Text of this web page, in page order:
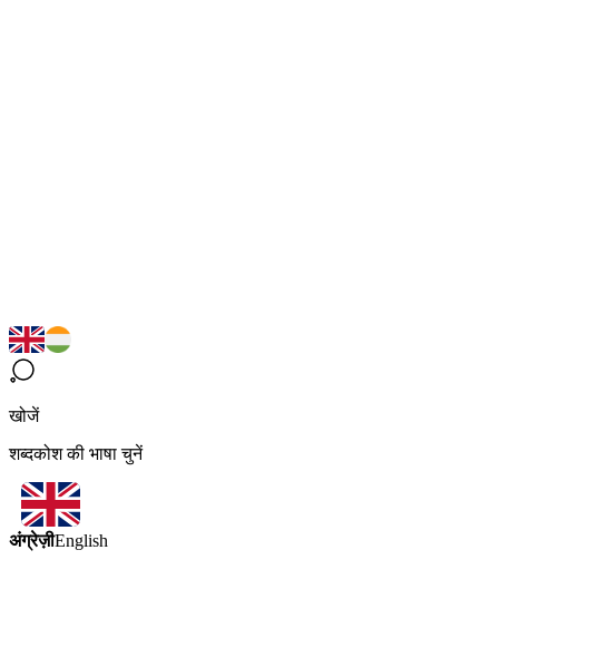
खोजें
शब्दकोश की भाषा चुनें
अंग्रेज़ीEnglish